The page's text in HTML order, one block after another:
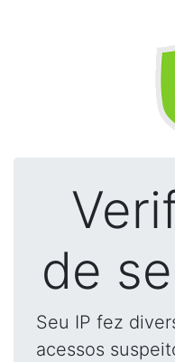
de
Seu IP fez
acessos